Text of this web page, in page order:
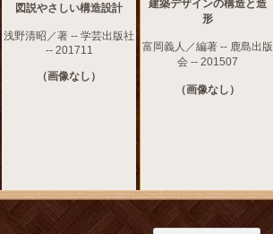
図説やさしい構造設計
浅野清昭／著 -- 学芸出版社
-- 201711
（画像なし）
建築デザインの構造と造
形
富岡義人／編著 -- 鹿島出版
会 -- 201507
（画像なし）